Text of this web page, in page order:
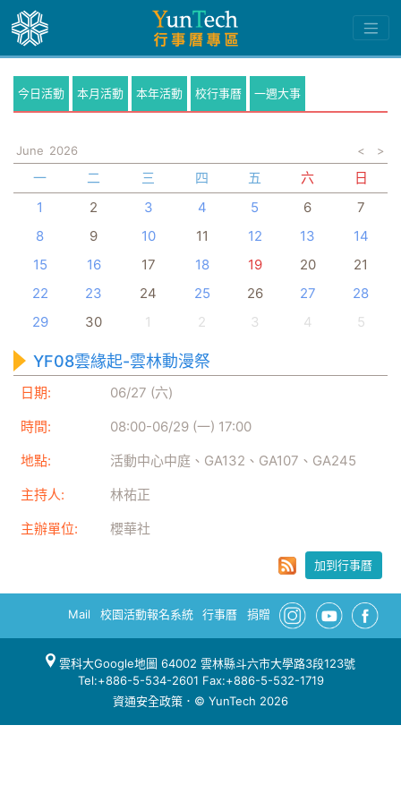
今日活動 本月活動 本年活動 校行事曆 一週大事
June 2026 < >
一 二 三 四 五 六
日
1
2 3 4 5 6
7
8
9 10 11 12 13
14
15
16 17 18 19 20
21
22
23 24 25 26 27
28
29
30 1 2 3 4 5
YF08雲緣起-雲林動漫祭
日期:
06/27 (六)
時間:
08:00-06/29 (一) 17:00
地點:
活動中心中庭、GA132、GA107、GA245
主持人:
林祐正
主辦單位:
櫻華社
加到行事曆
Mail 校園活動報名系統 行事曆 捐贈
雲科大Google地圖 64002 雲林縣斗六市大學路3段123號
Tel:+886-5-534-2601 Fax:+886-5-532-1719
資通安全政策 ．© YunTech 2026